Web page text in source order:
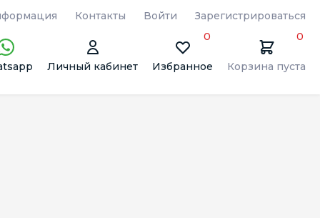
Контакты Войти Зарегистрироваться
Личный кабинет Избранное
0
Корзина пуста
0